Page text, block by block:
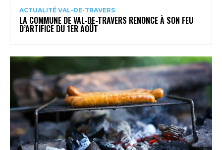
ACTUALITÉ VAL-DE-TRAVERS
LA COMMUNE DE VAL-DE-TRAVERS RENONCE À SON FEU
D’ARTIFICE DU 1ER AOÛT